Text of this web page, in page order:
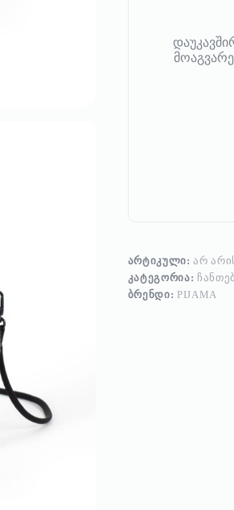
ᲐᲠᲢᲘᲙᲣᲚᲘ:ᲐᲠ
ᲙᲐᲢᲔᲒᲝᲠᲘᲐ:
ᲑᲠᲔᲜᲓᲘ: PIJAMA